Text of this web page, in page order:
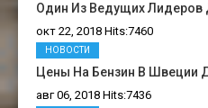
Один Из Ведущих Лидеров
окт 22, 2018 Hits:7460
Цены На Бензин В Швеции
авг 06, 2018 Hits:7436
НОВОСТИ